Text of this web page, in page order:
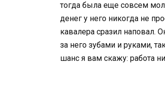
тогда была еще совсем
денег у него никогда не
кавалера сразил наповал.
за него зубами и руками,
шанс я вам скажу: работа